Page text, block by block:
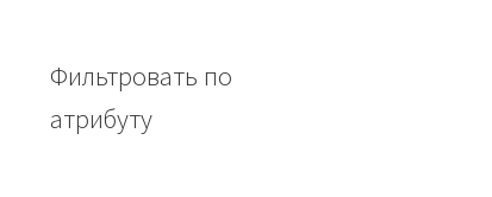
Фильтровать по
атрибуту